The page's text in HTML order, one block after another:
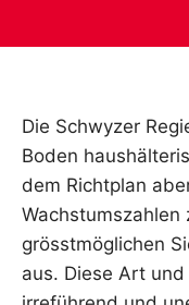
Die Schwyzer
Boden
dem Richtplan
grösstmöglichen
aus. Diese Art